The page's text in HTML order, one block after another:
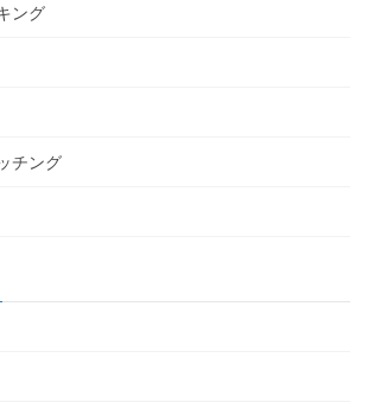
ング
チング